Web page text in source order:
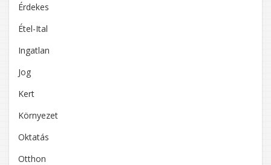
Érdekes
Étel-Ital
Ingatlan
Jog
Kert
Környezet
Oktatás
Otthon